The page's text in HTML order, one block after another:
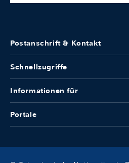
Postanschrift & Kontakt
Schnellzugriffe
Informationen für
Portale